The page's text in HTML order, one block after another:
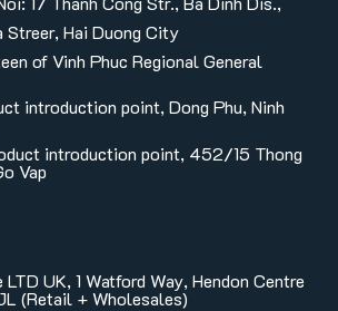
Streer, Hai Duong City
of Vinh Phuc Regional General
introduction point, Dong Phu, Ninh
introduction point, 452/15 Thong
Vap
LTD UK, 1 Watford Way, Hendon Centre
(Retail + Wholesales)